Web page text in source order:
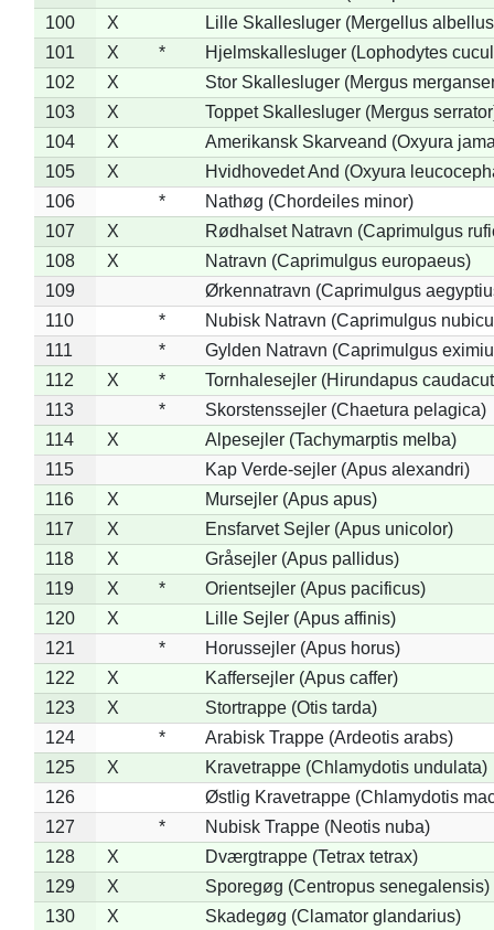
100
X
Lille Skallesluger (Mergellus
101
X *
Hjelmskallesluger (Lophodytes
102
X
Stor Skallesluger (Mergus
103
X
Toppet Skallesluger (Mergus
104
X
Amerikansk Skarveand (Oxyura
105
X
Hvidhovedet And (Oxyura
106
*
Nathøg (Chordeiles minor)
107
X
Rødhalset Natravn (Caprimulgus
108
X
Natravn (Caprimulgus europaeus)
109
Ørkennatravn (Caprimulgus
110
*
Nubisk Natravn (Caprimulgus
111
*
Gylden Natravn (Caprimulgus
112
X *
Tornhalesejler (Hirundapus
113
*
Skorstenssejler (Chaetura pelagica)
114
X
Alpesejler (Tachymarptis melba)
115
Kap Verde-sejler (Apus alexandri)
116
X
Mursejler (Apus apus)
117
X
Ensfarvet Sejler (Apus unicolor)
118
X
Gråsejler (Apus pallidus)
119
X *
Orientsejler (Apus pacificus)
120
X
Lille Sejler (Apus affinis)
121
*
Horussejler (Apus horus)
122
X
Kaffersejler (Apus caffer)
123
X
Stortrappe (Otis tarda)
124
*
Arabisk Trappe (Ardeotis arabs)
125
X
Kravetrappe (Chlamydotis undulata)
126
Østlig Kravetrappe (Chlamydotis
127
*
Nubisk Trappe (Neotis nuba)
128
X
Dværgtrappe (Tetrax tetrax)
129
X
Sporegøg (Centropus senegalensis)
130
X
Skadegøg (Clamator glandarius)